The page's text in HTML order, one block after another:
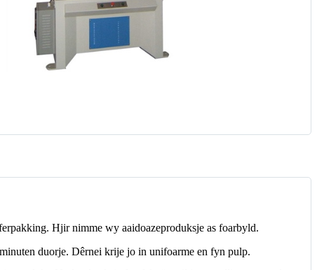
Hjir nimme wy aaidoazeproduksje as foarbyld.
duorje. Dêrnei krije jo in unifoarme en fyn pulp.